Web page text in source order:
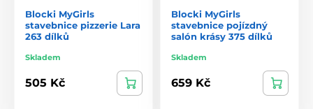
Blocki MyGirls
stavebnice pizzerie Lara
263 dílků
Skladem
505 Kč
Blocki MyGirls
stavebnice pojízdný
salón krásy 375 dílků
Skladem
659 Kč